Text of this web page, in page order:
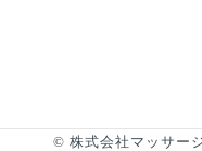
© 株式会社マッサー